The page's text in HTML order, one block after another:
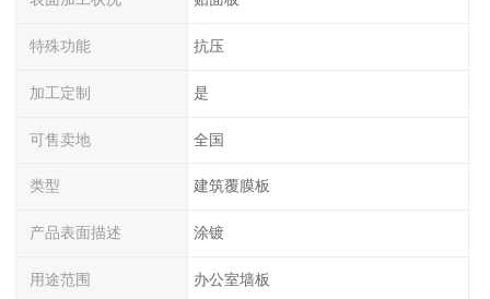
特殊功能 抗压
加工定制 是
可售卖地 全国
类型 建筑覆膜板
产品表面描述 涂镀
用途范围 办公室墙板